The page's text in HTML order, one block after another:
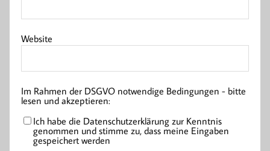
Website
Im Rahmen der DSGVO notwendige Bedingungen - bitte
lesen und akzeptieren:
Ich habe die Datenschutzerklärung zur Kenntnis
genommen und stimme zu, dass meine Eingaben
gespeichert werden